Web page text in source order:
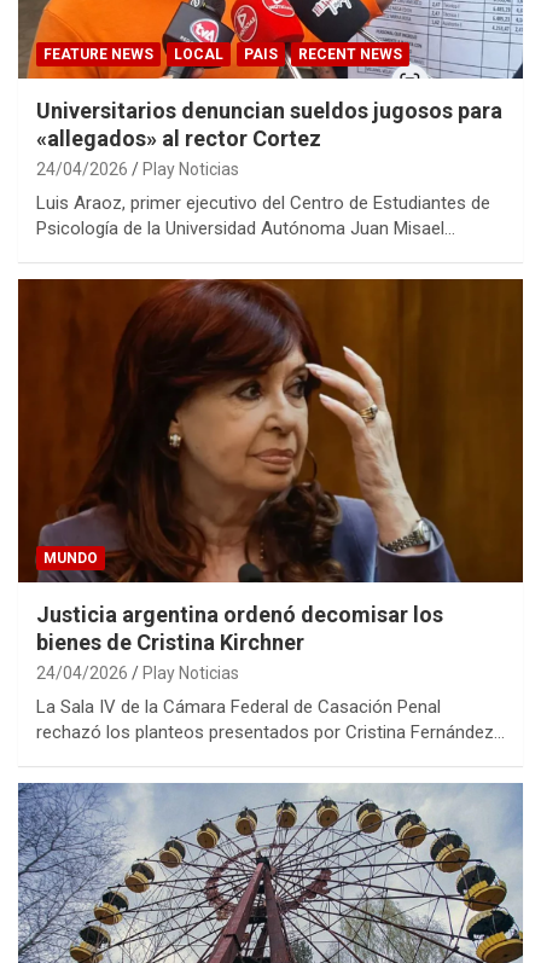
FEATURE NEWS LOCAL PAIS RECENT NEWS
Universitarios denuncian sueldos jugosos para
«allegados» al rector Cortez
24/04/2026 Play Noticias
Luis Araoz, primer ejecutivo del Centro de Estudiantes de
Psicología de la Universidad Autónoma Juan Misael…
MUNDO
Justicia argentina ordenó decomisar los
bienes de Cristina Kirchner
24/04/2026 Play Noticias
La Sala IV de la Cámara Federal de Casación Penal
rechazó los planteos presentados por Cristina Fernández…